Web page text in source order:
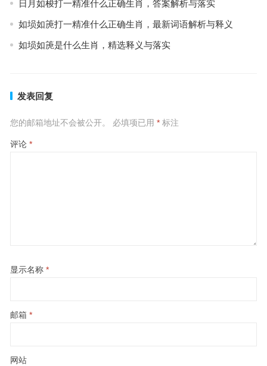
日月如梭打一精准什么正确生肖，答案解析与落实
如埙如箎打一精准什么正确生肖，最新词语解析与释义
如埙如箎是什么生肖，精选释义与落实
发表回复
您的邮箱地址不会被公开。 必填项已用 *标注
评论 *
显示名称 *
邮箱 *
网站